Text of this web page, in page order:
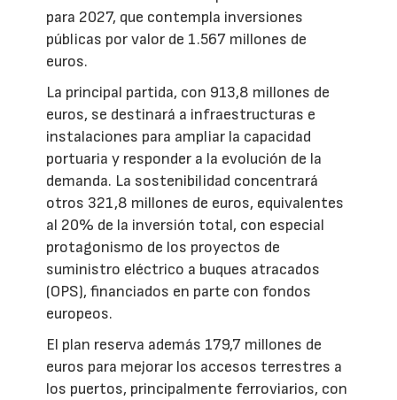
para 2027, que contempla inversiones
públicas por valor de 1.567 millones de
euros.
La principal partida, con 913,8 millones de
euros, se destinará a infraestructuras e
instalaciones para ampliar la capacidad
portuaria y responder a la evolución de la
demanda. La sostenibilidad concentrará
otros 321,8 millones de euros, equivalentes
al 20% de la inversión total, con especial
protagonismo de los proyectos de
suministro eléctrico a buques atracados
(OPS), financiados en parte con fondos
europeos.
El plan reserva además 179,7 millones de
euros para mejorar los accesos terrestres a
los puertos, principalmente ferroviarios, con